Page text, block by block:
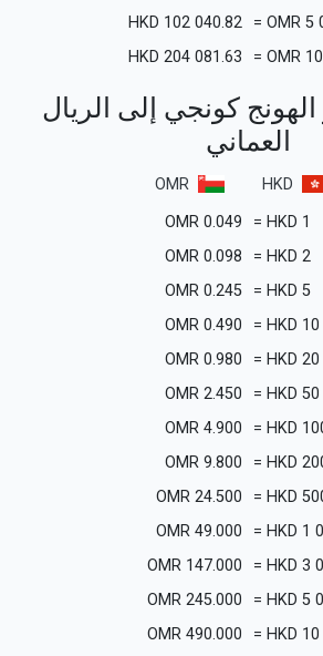
5
OMR
=
102 040.82
HKD
OMR
=
204 081.63
HKD
الهونج كونجي إلى الريال
العماني
HKD
OMR
1
HKD
=
0.049
OMR
2
HKD
=
0.098
OMR
5
HKD
=
0.245
OMR
10
HKD
=
0.490
OMR
20
HKD
=
0.980
OMR
50
HKD
=
2.450
OMR
HKD
=
4.900
OMR
HKD
=
9.800
OMR
HKD
=
24.500
OMR
1
HKD
=
49.000
OMR
3
HKD
=
147.000
OMR
5
HKD
=
245.000
OMR
HKD
=
490.000
OMR